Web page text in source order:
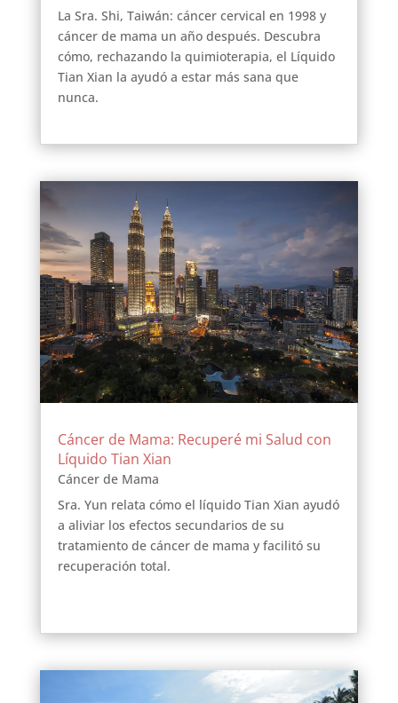
La Sra. Shi, Taiwán: cáncer cervical en 1998 y
cáncer de mama un año después. Descubra
cómo, rechazando la quimioterapia, el Líquido
Tian Xian la ayudó a estar más sana que
nunca.
Cáncer de Mama: Recuperé mi Salud con
Líquido Tian Xian
Cáncer de Mama
Sra. Yun relata cómo el líquido Tian Xian ayudó
a aliviar los efectos secundarios de su
tratamiento de cáncer de mama y facilitó su
recuperación total.